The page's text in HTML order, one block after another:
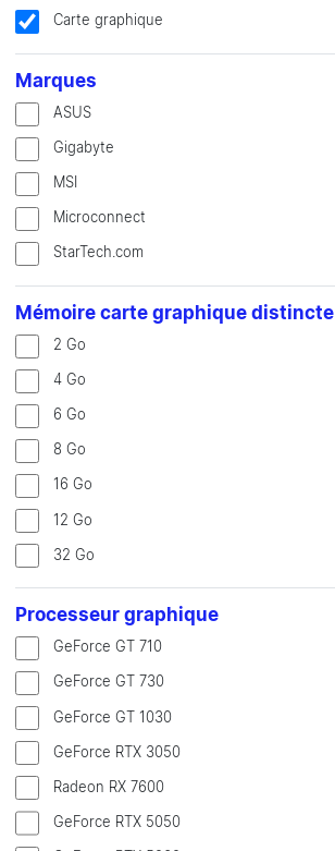
Carte graphique
Marques
ASUS
Gigabyte
MSI
Microconnect
StarTech.com
Mémoire carte graphique distincte
2 Go
4 Go
6 Go
8 Go
16 Go
12 Go
32 Go
Processeur graphique
GeForce GT 710
GeForce GT 730
GeForce GT 1030
GeForce RTX 3050
Radeon RX 7600
GeForce RTX 5050